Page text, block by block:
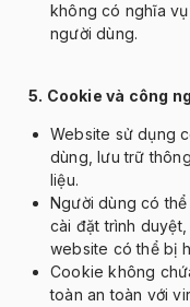
không có nghĩa v
người dùng.
5. Cookie và công
Website sử dụng
dùng, lưu trữ th
liệu.
Người dùng có th
cài đặt trình duyệt,
website có thể bị
Cookie không ch
toàn an toàn với